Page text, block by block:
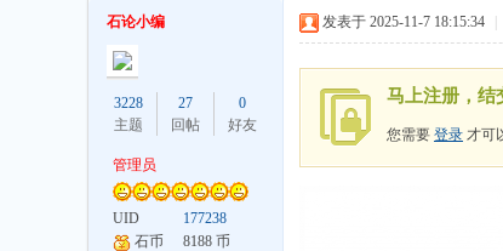
石论小编
3228
主题
27
回帖
0
好友
管理员
UID
177238
石币
8188 币
发表于 2025-11-7 18:15:34
马上注册，结
您需要 登录 才可